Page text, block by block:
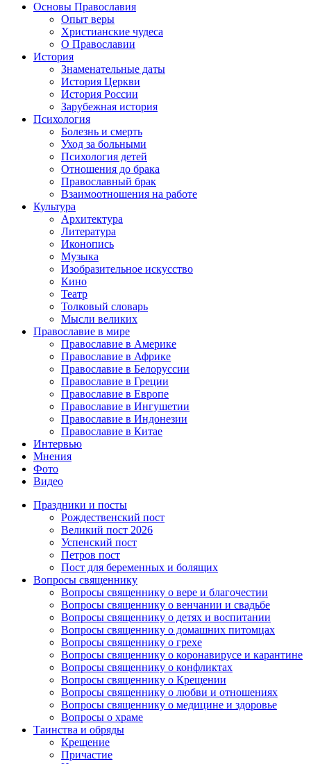
Основы Православия
Опыт веры
Христианские чудеса
О Православии
История
Знаменательные даты
История Церкви
История России
Зарубежная история
Психология
Болезнь и смерть
Уход за больными
Психология детей
Отношения до брака
Православный брак
Взаимоотношения на работе
Культура
Архитектура
Литература
Иконопись
Музыка
Изобразительное искусство
Кино
Театр
Толковый словарь
Мысли великих
Православие в мире
Православие в Америке
Православие в Африке
Православие в Белоруссии
Православие в Греции
Православие в Европе
Православие в Ингушетии
Православие в Индонезии
Православие в Китае
Интервью
Мнения
Фото
Видео
Праздники и посты
Рождественский пост
Великий пост 2026
Успенский пост
Петров пост
Пост для беременных и болящих
Вопросы священнику
Вопросы священнику о вере и благочестии
Вопросы священнику о венчании и свадьбе
Вопросы священнику о детях и воспитании
Вопросы священнику о домашних питомцах
Вопросы священнику о грехе
Вопросы священнику о коронавирусе и карантине
Вопросы священнику о конфликтах
Вопросы священнику о Крещении
Вопросы священнику о любви и отношениях
Вопросы священнику о медицине и здоровье
Вопросы о храме
Таинства и обряды
Крещение
Причастие